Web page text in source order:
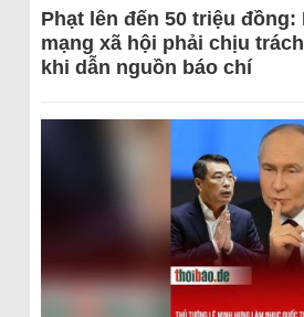
Phạt lên đến 50 triệu
mạng xã hội phải chịu
khi dẫn nguồn báo chí